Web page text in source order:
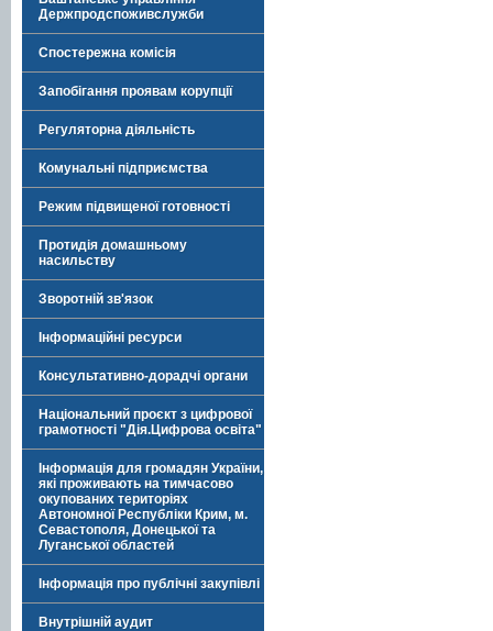
Держпродспоживслужби
Спостережна комісія
Запобігання проявам корупції
Регуляторна діяльність
Комунальні підприємства
Режим підвищеної готовності
Протидія домашньому
насильству
Зворотній зв'язок
Інформаційні ресурси
Консультативно-дорадчі органи
Національний проєкт з цифрової
грамотності "Дія.Цифрова освіта"
Інформація для громадян України,
які проживають на тимчасово
окупованих територіях
Автономної Республіки Крим, м.
Севастополя, Донецької та
Луганської областей
Інформація про публічні закупівлі
Внутрішній аудит